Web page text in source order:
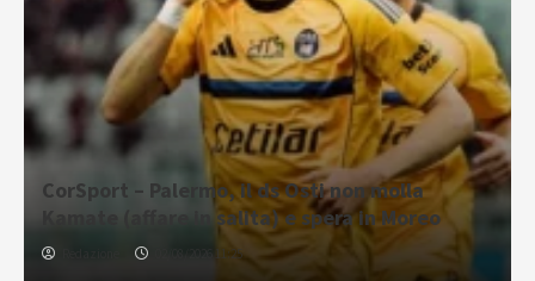
CorSport – Palermo, il ds Osti non molla
Kamate (affare in salita) e spera in Moreo
02/08/2026 11:25